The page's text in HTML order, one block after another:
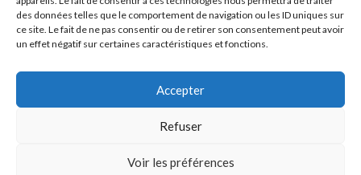
des données telles que le comportement de navigation ou les ID uniques sur
ce site. Le fait de ne pas consentir ou de retirer son consentement peut avoir
un effet négatif sur certaines caractéristiques et fonctions.
Accepter
Refuser
Voir les préférences
INSTAGRAM